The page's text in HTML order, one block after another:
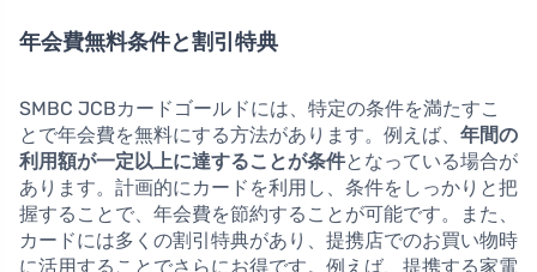
年会費無料条件と割引特典
SMBC JCBカードゴールドには、特定の条件を満たすこ
とで年会費を無料にする方法があります。例えば、 年間の
利用額が一定以上に達することが条件となっている場合が
あります。計画的にカードを利用し、条件をしっかりと把
握することで、年会費を節約することが可能です。また、
カードには多くの割引特典があり、提携店でのお買い物時
に活用することでさらにお得です。例えば、提携する家電